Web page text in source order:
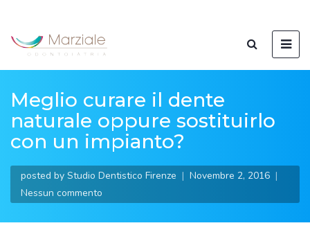
Meglio curare il dente
naturale oppure sostituirlo
con un impianto?
posted by Studio Dentistico Firenze
Novembre 2, 2016
Nessun commento